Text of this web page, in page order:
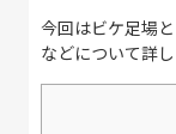
今回はビケ足場
などについて詳